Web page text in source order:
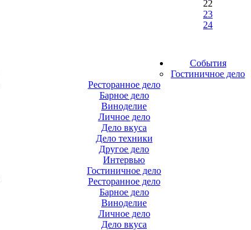
22
23
24
События
Гостиничное дело
Ресторанное дело
Барное дело
Виноделие
Личное дело
Дело вкуса
Дело техники
Другое дело
Интервью
Гостиничное дело
Ресторанное дело
Барное дело
Виноделие
Личное дело
Дело вкуса